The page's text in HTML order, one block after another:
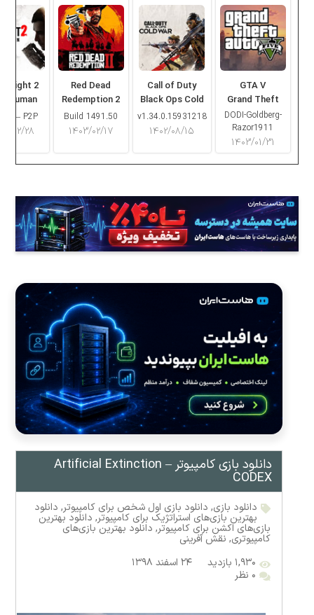
GTA V
Grand Theft
Auto V
DODI-Goldberg-
Razor1911
۱۴۰۳/۰۱/۳۱
Call of Duty
Black Ops Cold
War
v1.34.0.15931218
۱۴۰۲/۰۸/۱۵
Red Dead
Redemption 2
Build 1491.50
۱۴۰۳/۰۲/۱۷
Light 2
Human
– P2P
۱۴۰۳/
دانلود بازی کامپیوتر Artificial Extinction –
CODEX
دانلود بازی, دانلود بازی اول شخص برای کامپیوتر, دانلود
بهترین بازی‌های استراتژیک برای کامپیوتر, دانلود بهترین
بازی‌های اکشن برای کامپیوتر, دانلود بهترین بازی‌های
کامپیوتری, نقش آفرینی
۱,۹۳۰ بازدید
۲۴ اسفند ۱۳۹۸
۰ نظر